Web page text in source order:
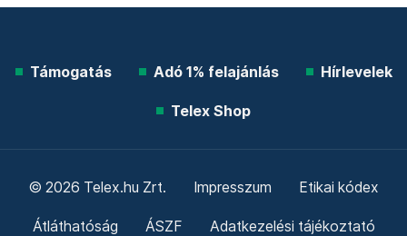
Támogatás Adó 1% felajánlás Hírlevelek
Telex Shop
© 2026 Telex.hu Zrt. Impresszum Etikai kódex
Átláthatóság ÁSZF Adatkezelési tájékoztató